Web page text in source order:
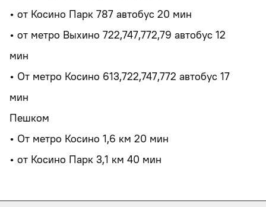
• от Косино Парк 787 автобус 20 мин
• от метро Выхино 722,747,772,79 автобус 12
мин
• От метро Косино 613,722,747,772 автобус 17
мин
Пешком
• От метро Косино 1,6 км 20 мин
• от Косино Парк 3,1 км 40 мин